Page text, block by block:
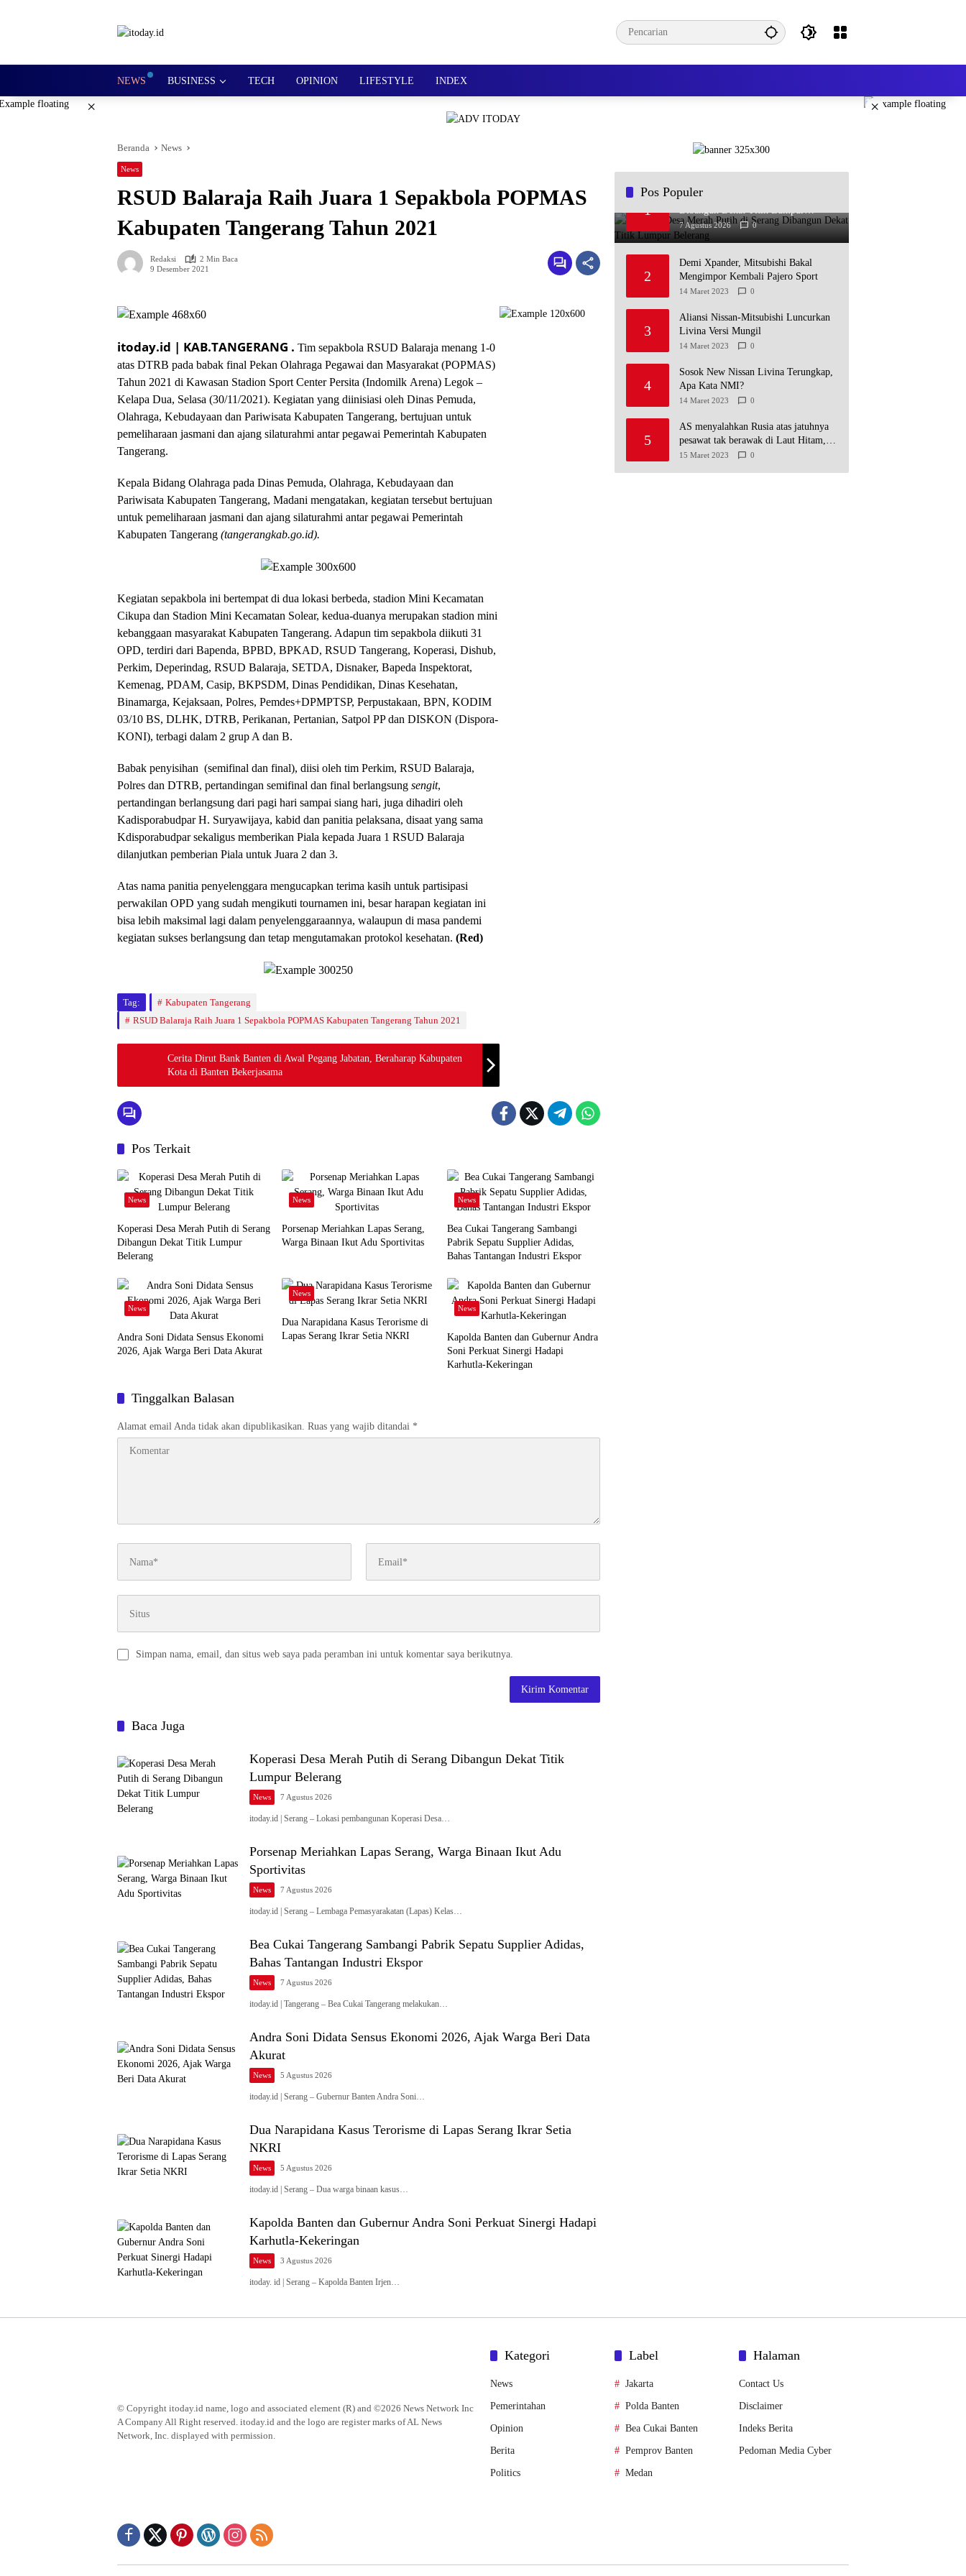
NEWS BUSINESS TECH OPINION LIFESTYLE INDEX
× ×
Beranda News
News
RSUD Balaraja Raih Juara 1 Sepakbola POPMAS
Kabupaten Tangerang Tahun 2021
Redaksi
2 Min Baca
9 Desember 2021
itoday.id | KAB.TANGERANG . Tim sepakbola RSUD Balaraja menang 1-0
atas DTRB pada babak final Pekan Olahraga Pegawai dan Masyarakat (POPMAS)
Tahun 2021 di Kawasan Stadion Sport Center Persita (Indomilk Arena) Legok –
Kelapa Dua, Selasa (30/11/2021). Kegiatan yang diinisiasi oleh Dinas Pemuda,
Olahraga, Kebudayaan dan Pariwisata Kabupaten Tangerang, bertujuan untuk
pemeliharaan jasmani dan ajang silaturahmi antar pegawai Pemerintah Kabupaten
Tangerang.
Kepala Bidang Olahraga pada Dinas Pemuda, Olahraga, Kebudayaan dan
Pariwisata Kabupaten Tangerang, Madani mengatakan, kegiatan tersebut bertujuan
untuk pemeliharaan jasmani dan ajang silaturahmi antar pegawai Pemerintah
Kabupaten Tangerang (tangerangkab.go.id).
Kegiatan sepakbola ini bertempat di dua lokasi berbeda, stadion Mini Kecamatan
Cikupa dan Stadion Mini Kecamatan Solear, kedua-duanya merupakan stadion mini
kebanggaan masyarakat Kabupaten Tangerang. Adapun tim sepakbola diikuti 31
OPD, terdiri dari Bapenda, BPBD, BPKAD, RSUD Tangerang, Koperasi, Dishub,
Perkim, Deperindag, RSUD Balaraja, SETDA, Disnaker, Bapeda Inspektorat,
Kemenag, PDAM, Casip, BKPSDM, Dinas Pendidikan, Dinas Kesehatan,
Binamarga, Kejaksaan, Polres, Pemdes+DPMPTSP, Perpustakaan, BPN, KODIM
03/10 BS, DLHK, DTRB, Perikanan, Pertanian, Satpol PP dan DISKON (Dispora-
KONI), terbagi dalam 2 grup A dan B.
Babak penyisihan (semifinal dan final), diisi oleh tim Perkim, RSUD Balaraja,
Polres dan DTRB, pertandingan semifinal dan final berlangsung sengit,
pertandingan berlangsung dari pagi hari sampai siang hari, juga dihadiri oleh
Kadisporabudpar H. Suryawijaya, kabid dan panitia pelaksana, disaat yang sama
Kdisporabudpar sekaligus memberikan Piala kepada Juara 1 RSUD Balaraja
dilanjutkan pemberian Piala untuk Juara 2 dan 3.
Atas nama panitia penyelenggara mengucapkan terima kasih untuk partisipasi
perwakilan OPD yang sudah mengikuti tournamen ini, besar harapan kegiatan ini
bisa lebih maksimal lagi dalam penyelenggaraannya, walaupun di masa pandemi
kegiatan sukses berlangsung dan tetap mengutamakan protokol kesehatan. (Red)
Tag:
Kabupaten Tangerang
RSUD Balaraja Raih Juara 1 Sepakbola POPMAS Kabupaten Tangerang Tahun 2021
Cerita Dirut Bank Banten di Awal Pegang Jabatan, Beraharap Kabupaten
Kota di Banten Bekerjasama
Pos Terkait
News
Koperasi Desa Merah Putih di Serang
Dibangun Dekat Titik Lumpur
Belerang
News
Porsenap Meriahkan Lapas Serang,
Warga Binaan Ikut Adu Sportivitas
News
Bea Cukai Tangerang Sambangi
Pabrik Sepatu Supplier Adidas,
Bahas Tantangan Industri Ekspor
News
Andra Soni Didata Sensus Ekonomi
2026, Ajak Warga Beri Data Akurat
News
Dua Narapidana Kasus Terorisme di
Lapas Serang Ikrar Setia NKRI
News
Kapolda Banten dan Gubernur Andra
Soni Perkuat Sinergi Hadapi
Karhutla-Kekeringan
Tinggalkan Balasan
Alamat email Anda tidak akan dipublikasikan. Ruas yang wajib ditandai *
Simpan nama, email, dan situs web saya pada peramban ini untuk komentar saya berikutnya.
Baca Juga
Koperasi Desa Merah Putih di Serang Dibangun Dekat Titik
Lumpur Belerang
News 7 Agustus 2026
itoday.id | Serang – Lokasi pembangunan Koperasi Desa…
Porsenap Meriahkan Lapas Serang, Warga Binaan Ikut Adu
Sportivitas
News 7 Agustus 2026
itoday.id | Serang – Lembaga Pemasyarakatan (Lapas) Kelas…
Bea Cukai Tangerang Sambangi Pabrik Sepatu Supplier Adidas,
Bahas Tantangan Industri Ekspor
News 7 Agustus 2026
itoday.id | Tangerang – Bea Cukai Tangerang melakukan…
Andra Soni Didata Sensus Ekonomi 2026, Ajak Warga Beri Data
Akurat
News 5 Agustus 2026
itoday.id | Serang – Gubernur Banten Andra Soni…
Dua Narapidana Kasus Terorisme di Lapas Serang Ikrar Setia
NKRI
News 5 Agustus 2026
itoday.id | Serang – Dua warga binaan kasus…
Kapolda Banten dan Gubernur Andra Soni Perkuat Sinergi Hadapi
Karhutla-Kekeringan
News 3 Agustus 2026
itoday. id | Serang – Kapolda Banten Irjen…
Pos Populer
1
Koperasi Desa Merah Putih di Serang
Belerang
7 Agustus 2026 0
2
Demi Xpander, Mitsubishi Bakal
Mengimpor Kembali Pajero Sport
14 Maret 2023 0
3
Aliansi Nissan-Mitsubishi Luncurkan
Livina Versi Mungil
14 Maret 2023 0
4
Sosok New Nissan Livina Terungkap,
Apa Kata NMI?
14 Maret 2023 0
5
AS menyalahkan Rusia atas jatuhnya
pesawat tak berawak di Laut Hitam,
Moskow menyangkal
15 Maret 2023 0
© Copyright itoday.id name, logo and associated element (R) and ©2026 News Network Inc
A Company All Right reserved. itoday.id and the logo are register marks of AL News
Network, Inc. displayed with permission.
Kategori
News
Pemerintahan
Opinion
Berita
Politics
Label
Jakarta
Polda Banten
Bea Cukai Banten
Pemprov Banten
Medan
Halaman
Contact Us
Disclaimer
Indeks Berita
Pedoman Media Cyber